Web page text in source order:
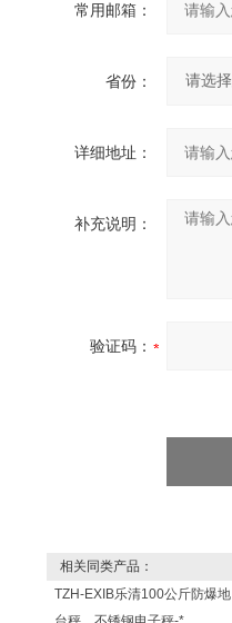
常用邮箱：
省份：
详细地址：
补充说明：
验证码：
相关同类产品：
TZH-EXIB乐清100公斤防爆地